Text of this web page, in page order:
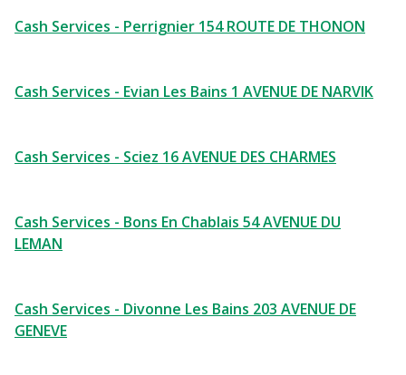
Cash Services - Perrignier 154 ROUTE DE THONON
Cash Services - Evian Les Bains 1 AVENUE DE NARVIK
Cash Services - Sciez 16 AVENUE DES CHARMES
Cash Services - Bons En Chablais 54 AVENUE DU
LEMAN
Cash Services - Divonne Les Bains 203 AVENUE DE
GENEVE